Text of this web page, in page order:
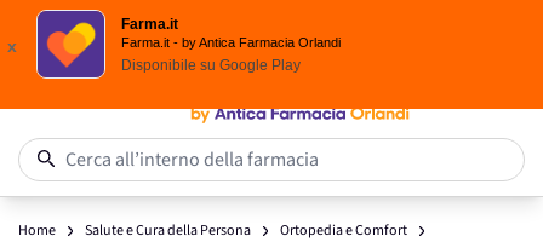
Spedizione
x
Farma.it
Farma.it - by Antica Farmacia Orlandi
Disponibile su Google Play
Salta al contenuto
Cerca all’interno della farmacia
Home Salute e Cura della Persona
Ortopedia e Comfort